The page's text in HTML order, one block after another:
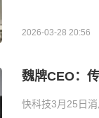
2026-03-28 20:56
魏牌CEO：
快科技3月25日